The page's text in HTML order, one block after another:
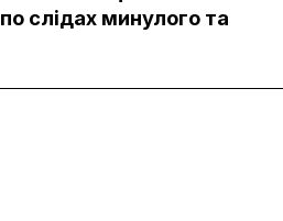
слідах минулого та